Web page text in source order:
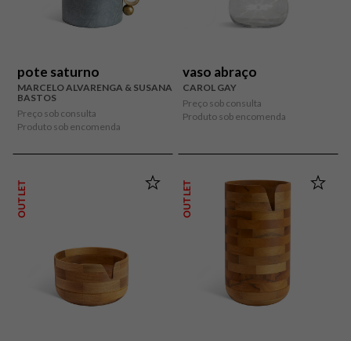
pote saturno
MARCELO ALVARENGA & SUSANA
BASTOS
Preço sob consulta
Produto sob encomenda
vaso abraço
CAROL GAY
Preço sob consulta
Produto sob encomenda
OUTLET OUTLET